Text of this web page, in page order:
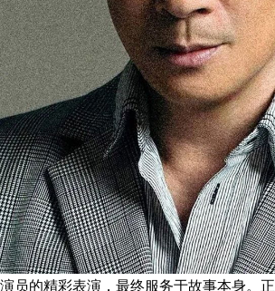
演员的精彩表演，最终服务于故事本身。